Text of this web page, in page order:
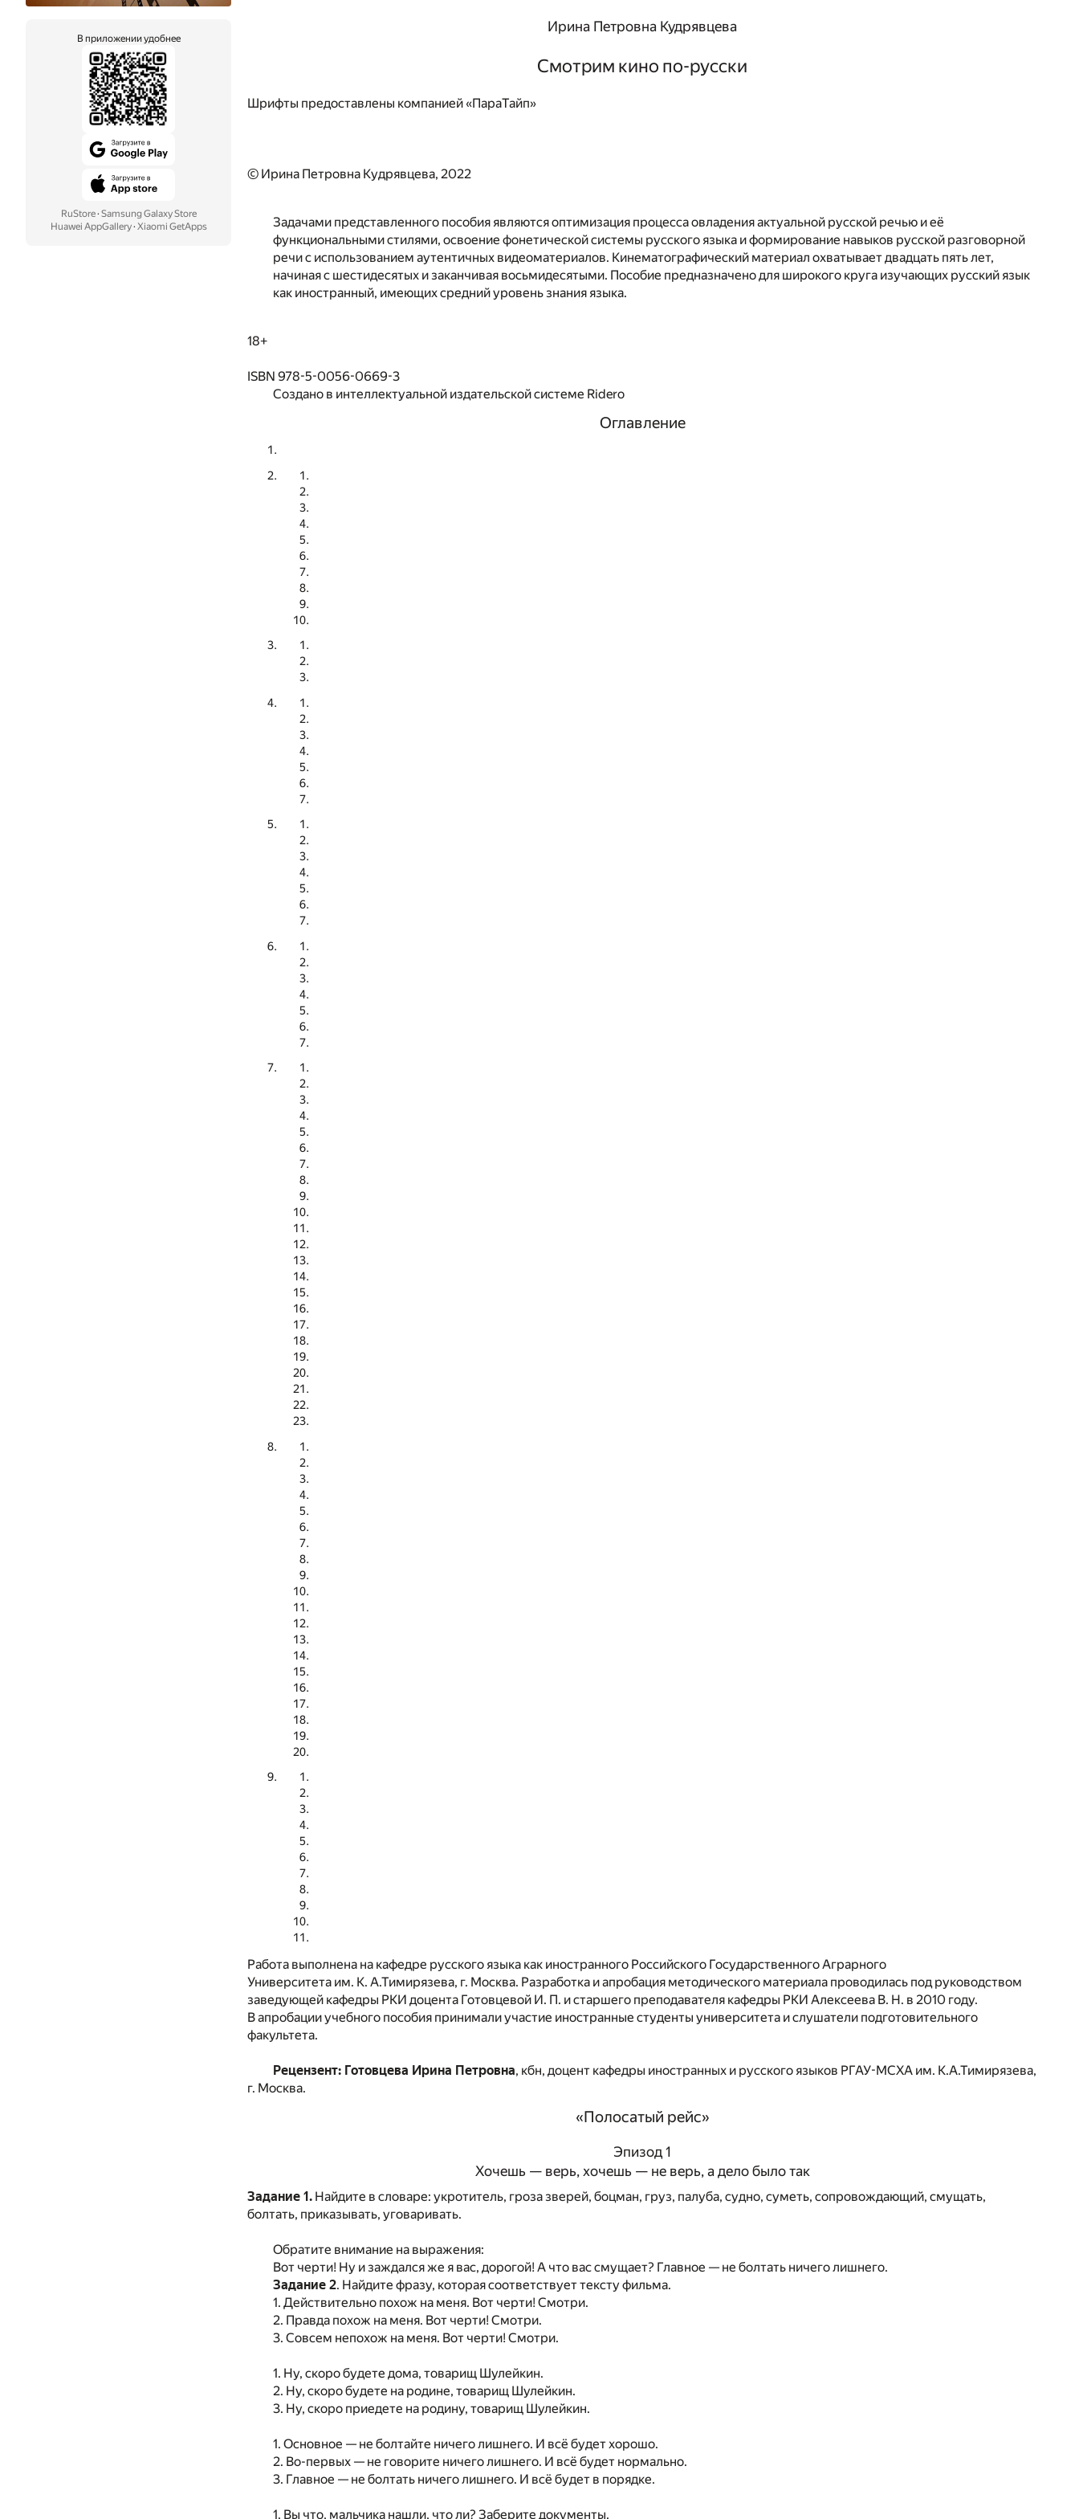
В приложении удобнее
RuStore· Samsung Galaxy Store
Huawei AppGallery· Xiaomi GetApps
Ирина Петровна Кудрявцева
Смотрим кино по-русски
Шрифты предоставлены компанией «ПараТайп»
© Ирина Петровна Кудрявцева, 2022
Задачами представленного пособия являются оптимизация процесса овладения актуальной русской речью и её
функциональными стилями, освоение фонетической системы русского языка и формирование навыков русской разговорной
речи с использованием аутентичных видеоматериалов. Кинематографический материал охватывает двадцать пять лет,
начиная с шестидесятых и заканчивая восьмидесятыми. Пособие предназначено для широкого круга изучающих русский язык
как иностранный, имеющих средний уровень знания языка.
18+
ISBN 978-5-0056-0669-3
Создано в интеллектуальной издательской системе Ridero
Оглавление
Работа выполнена на кафедре русского языка как иностранного Российского Государственного Аграрного
Университета им. К. А.Тимирязева, г. Москва. Разработка и апробация методического материала проводилась под руководством
заведующей кафедры РКИ доцента Готовцевой И. П. и старшего преподавателя кафедры РКИ Алексеева В. Н. в 2010 году.
В апробации учебного пособия принимали участие иностранные студенты университета и слушатели подготовительного
факультета.
Рецензент: Готовцева Ирина Петровна, кбн, доцент кафедры иностранных и русского языков РГАУ-МСХА им. К.А.Тимирязева,
г. Москва.
«Полосатый рейс»
Эпизод 1
Хочешь — верь, хочешь — не верь, а дело было так
Задание 1. Найдите в словаре: укротитель, гроза зверей, боцман, груз, палуба, судно, суметь, сопровождающий, смущать,
болтать, приказывать, уговаривать.
Обратите внимание на выражения:
Вот черти! Ну и заждался же я вас, дорогой! А что вас смущает? Главное — не болтать ничего лишнего.
Задание 2. Найдите фразу, которая соответствует тексту фильма.
1. Действительно похож на меня. Вот черти! Смотри.
2. Правда похож на меня. Вот черти! Смотри.
3. Совсем непохож на меня. Вот черти! Смотри.
1. Ну, скоро будете дома, товарищ Шулейкин.
2. Ну, скоро будете на родине, товарищ Шулейкин.
3. Ну, скоро приедете на родину, товарищ Шулейкин.
1. Основное — не болтайте ничего лишнего. И всё будет хорошо.
2. Во-первых — не говорите ничего лишнего. И всё будет нормально.
3. Главное — не болтать ничего лишнего. И всё будет в порядке.
1. Вы что, мальчика нашли, что ли? Заберите документы.